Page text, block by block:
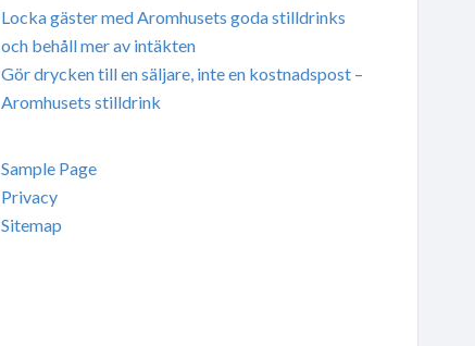
Locka gäster med Aromhusets goda stilldrinks
och behåll mer av intäkten
Gör drycken till en säljare, inte en kostnadspost –
Aromhusets stilldrink
Sample Page
Privacy
Sitemap